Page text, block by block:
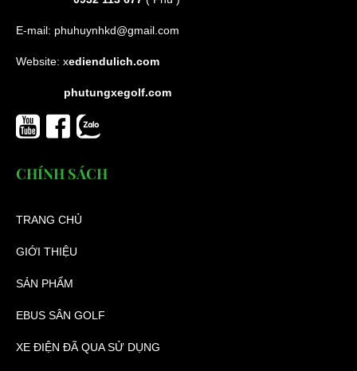
E-mail: phuhuynhkd@gmail.com
Website: xediendulich.com
phutungxegolf.com
CHÍNH SÁCH
TRANG CHỦ
GIỚI THIỆU
SẢN PHẨM
EBUS SÂN GOLF
XE ĐIỆN ĐÃ QUA SỬ DỤNG